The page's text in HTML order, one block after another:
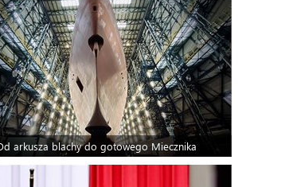
arkusza blachy do gotowego Miecznika